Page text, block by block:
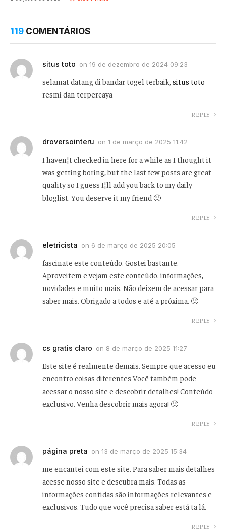
119 COMENTÁRIOS
situs toto on 19 de dezembro de 2024 09:23
selamat datang di bandar togel terbaik, situs toto
resmi dan terpercaya
REPLY
droversointeru on 1 de março de 2025 11:42
I haven¦t checked in here for a while as I thought it
was getting boring, but the last few posts are great
quality so I guess I¦ll add you back to my daily
bloglist. You deserve it my friend 🙂
REPLY
eletricista on 6 de março de 2025 20:05
fascinate este conteúdo. Gostei bastante.
Aproveitem e vejam este conteúdo. informações,
novidades e muito mais. Não deixem de acessar para
saber mais. Obrigado a todos e até a próxima. 🙂
REPLY
cs gratis claro on 8 de março de 2025 11:27
Este site é realmente demais. Sempre que acesso eu
encontro coisas diferentes Você também pode
acessar o nosso site e descobrir detalhes! Conteúdo
exclusivo. Venha descobrir mais agora! 🙂
REPLY
página preta on 13 de março de 2025 15:34
me encantei com este site. Para saber mais detalhes
acesse nosso site e descubra mais. Todas as
informações contidas são informações relevantes e
exclusivos. Tudo que você precisa saber está ta lá.
REPLY